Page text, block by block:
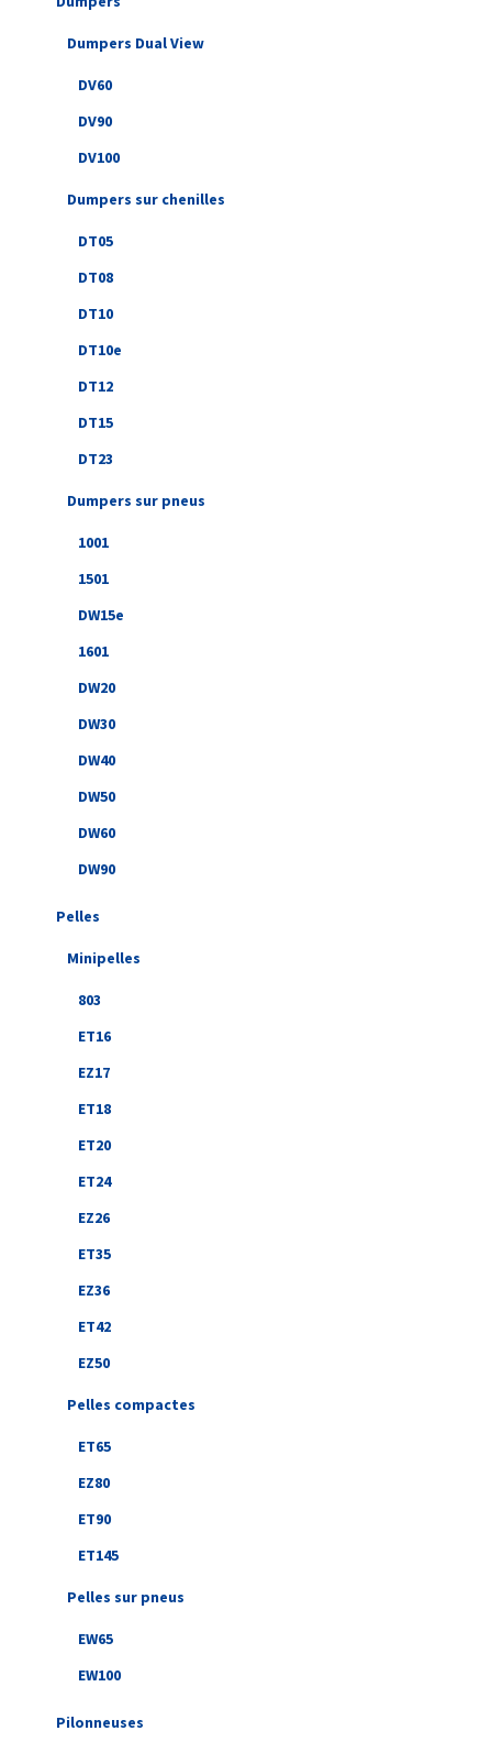
Dumpers Dual View
DV60
DV90
DV100
Dumpers sur chenilles
DT05
DT08
DT10
DT10e
DT12
DT15
DT23
Dumpers sur pneus
1001
1501
DW15e
1601
DW20
DW30
DW40
DW50
DW60
DW90
Pelles
Minipelles
803
ET16
EZ17
ET18
ET20
ET24
EZ26
ET35
EZ36
ET42
EZ50
Pelles compactes
ET65
EZ80
ET90
ET145
Pelles sur pneus
EW65
EW100
Pilonneuses